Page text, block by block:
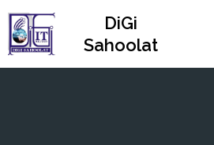
DiGi
Sahoolat